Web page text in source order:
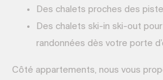
Des chalets proches des
Des chalets ski-in ski-out
randonnées dès votre porte
Côté appartements, nous vous